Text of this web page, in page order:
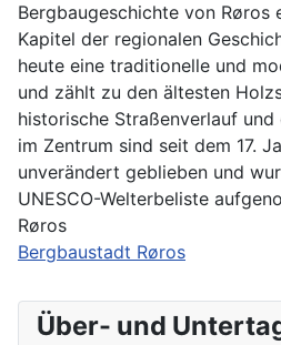
Bergbaugeschichte von Røros
Kapitel der regionalen
heute eine traditionelle und
und zählt zu den ältesten
historische Straßenverlauf und
im Zentrum sind seit dem 17.
unverändert geblieben und
UNESCO-Welterbeliste
Røros
Bergbaustadt Røros
Über- und